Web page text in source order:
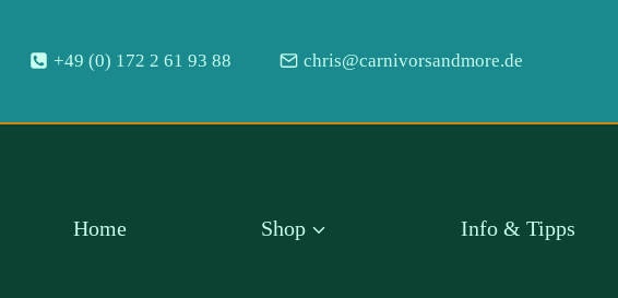
springen
+49 (0) 172 2 61 93 88 chris@carnivorsandmore.de
Home Shop Info & Tipps